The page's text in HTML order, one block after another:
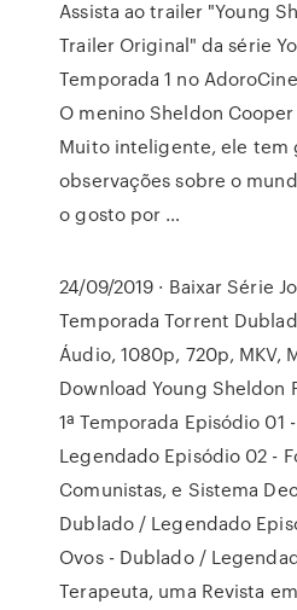
Assista ao trailer "Young
Trailer Original" da série
Temporada 1 no
O menino Sheldon
Muito inteligente, ele tem
observações sobre o
o gosto por …
24/09/2019 · Baixar Série
Temporada Torrent
Áudio, 1080p, 720p, MKV,
Download Young Sheldon
1ª Temporada Episódio
Legendado Episódio 02 -
Comunistas, e Sistema
Dublado / Legendado
Ovos - Dublado /
Terapeuta, uma Revista